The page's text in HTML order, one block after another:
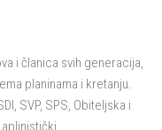
i članica svih generacija,
planinama i kretanju.
SVP, SPS, Obiteljska i